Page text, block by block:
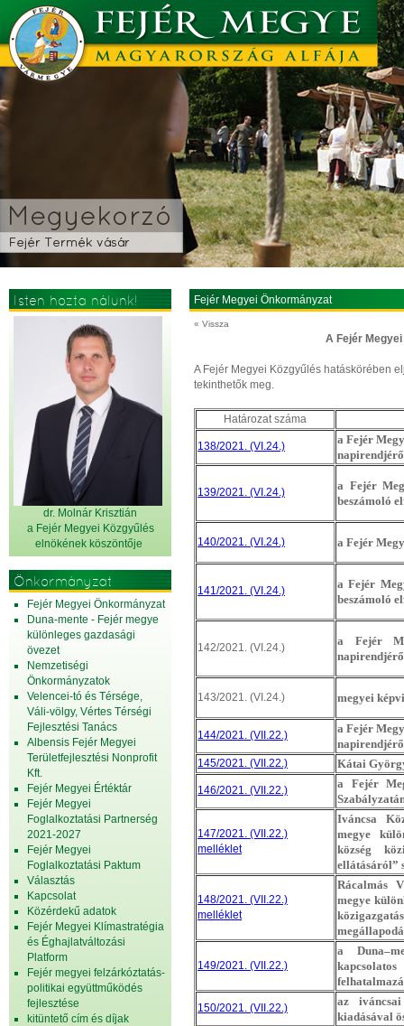
Isten hozta nálunk!
dr. Molnár Krisztián
a Fejér Megyei Közgyűlés
elnökének köszöntője
Önkormányzat
Fejér Megyei Önkormányzat
Duna-mente - Fejér megye
különleges gazdasági
övezet
Nemzetiségi
Önkormányzatok
Velencei-tó és Térsége,
Váli-völgy, Vértes Térségi
Fejlesztési Tanács
Albensis Fejér Megyei
Területfejlesztési Nonprofit
Kft.
Fejér Megyei Értéktár
Fejér Megyei
Foglalkoztatási Partnerség
2021-2027
Fejér Megyei
Foglalkoztatási Paktum
Választás
Kapcsolat
Közérdekű adatok
Fejér Megyei Klímastratégia
és Éghajlatváltozási
Platform
Fejér megyei felzárkóztatás-
politikai együttműködés
fejlesztése
kitüntető cím és díjak
Fejér Megyei Önkormányzat
« Vissza
A Fejér
A Fejér Megyei Közgyűlés hatáskörében
tekinthetők meg.
Határozat száma
138/2021. (VI.24.)
a Fejér
139/2021. (VI.24.)
a Fejér
beszámoló
140/2021. (VI.24.) a Fejér
141/2021. (VI.24.)
a Fejér
beszámoló
142/2021. (VI.24.)
a Fejér
143/2021. (VI.24.) megyei
144/2021. (VII.22.)
a Fejér
145/2021. (VII.22.) Kátai
146/2021. (VII.22.)
a Fejér
147/2021. (VII.22.)
melléklet
Iváncsa
megye
község
ellátásáról”
148/2021. (VII.22.)
melléklet
Rácalmás
megye
149/2021. (VII.22.)
a
150/2021. (VII.22.)
az
kiadásával